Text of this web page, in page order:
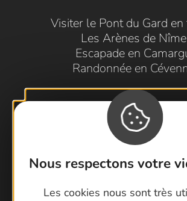
Nous respectons votre
Les cookies nous sont très
Visiter le Pont du Gard
Les Arènes de
Escapade en
Randonnée en
Contactez-nous !